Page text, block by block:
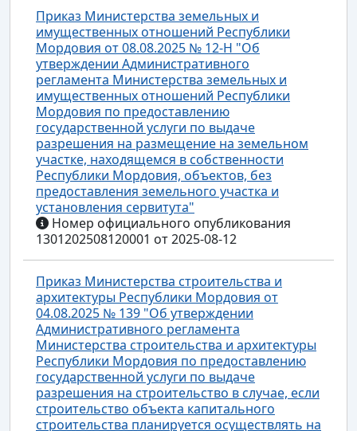
Приказ Министерства земельных и
имущественных отношений Республики
Мордовия от 08.08.2025 № 12-Н "Об
утверждении Административного
регламента Министерства земельных и
имущественных отношений Республики
Мордовия по предоставлению
государственной услуги по выдаче
разрешения на размещение на земельном
участке, находящемся в собственности
Республики Мордовия, объектов, без
предоставления земельного участка и
установления сервитута"
Номер официального опубликования
1301202508120001 от 2025-08-12
Приказ Министерства строительства и
архитектуры Республики Мордовия от
04.08.2025 № 139 "Об утверждении
Административного регламента
Министерства строительства и архитектуры
Республики Мордовия по предоставлению
государственной услуги по выдаче
разрешения на строительство в случае, если
строительство объекта капитального
строительства планируется осуществлять на